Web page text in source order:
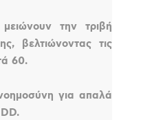
μειώνουν την τριβή
βελτιώνοντας τις
60.
για απαλά